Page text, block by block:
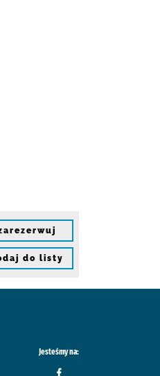
do listy
Jesteśmy na: